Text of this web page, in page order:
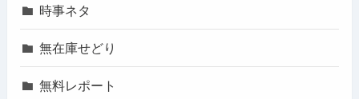
時事ネタ
無在庫せどり
無料レポート